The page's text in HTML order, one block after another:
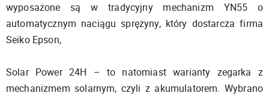
wyposażone są w tradycyjny mechanizm YN55 o
automatycznym naciągu sprężyny, który dostarcza firma
Seiko Epson,
Solar Power 24H – to natomiast warianty zegarka z
mechanizmem solarnym, czyli z akumulatorem. Wybrano